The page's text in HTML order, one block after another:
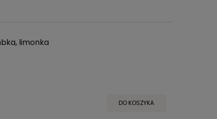
limonka
DO KOSZYKA